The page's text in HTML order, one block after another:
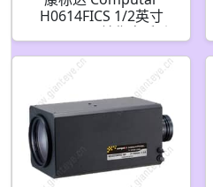
H0614FICS 1/2英寸
6mm F1.4 单焦点手动